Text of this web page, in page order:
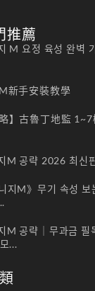
推薦
M 요정 육성 완벽
新手安裝教學
略】古魯丁地監
M 공략 2026 최신
지M》무기 속성
M 공략｜무과금 필
...